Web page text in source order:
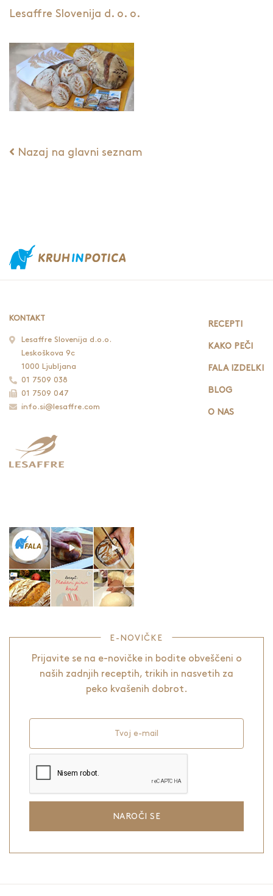
Lesaffre Slovenija d. o. o.
Nazaj na glavni seznam
KONTAKT
Lesaffre Slovenija d.o.o.
Leskoškova 9c
1000 Ljubljana
01 7509 038
01 7509 047
info.si@lesaffre.com
RECEPTI
KAKO PEČI
FALA IZDELKI
BLOG
O NAS
E-NOVIČKE
Prijavite se na e-novičke in bodite obveščeni o
naših zadnjih receptih, trikih in nasvetih za
peko kvašenih dobrot.
Tvoj e-mail
NAROČI SE